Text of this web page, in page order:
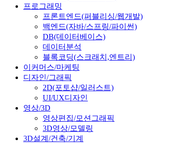
프로그래밍
프론트엔드(퍼블리싱/웹개발)
백엔드(자바/스프링/파이썬)
DB(데이터베이스)
데이터분석
블록코딩(스크래치,엔트리)
이커머스/마케팅
디자인/그래픽
2D(포토샵/일러스트)
UI/UX디자인
영상/3D
영상편집/모션그래픽
3D영상/모델링
3D설계/건축/기계